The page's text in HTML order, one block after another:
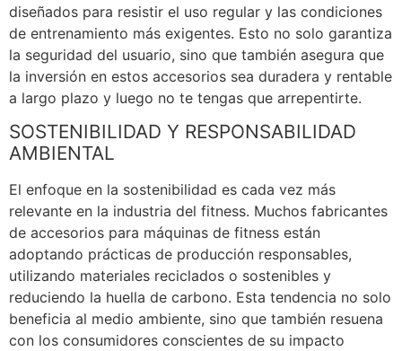
diseñados para resistir el uso regular y las condiciones
de entrenamiento más exigentes. Esto no solo garantiza
la seguridad del usuario, sino que también asegura que
la inversión en estos accesorios sea duradera y rentable
a largo plazo y luego no te tengas que arrepentirte.
SOSTENIBILIDAD Y RESPONSABILIDAD
AMBIENTAL
El enfoque en la sostenibilidad es cada vez más
relevante en la industria del fitness. Muchos fabricantes
de accesorios para máquinas de fitness están
adoptando prácticas de producción responsables,
utilizando materiales reciclados o sostenibles y
reduciendo la huella de carbono. Esta tendencia no solo
beneficia al medio ambiente, sino que también resuena
con los consumidores conscientes de su impacto